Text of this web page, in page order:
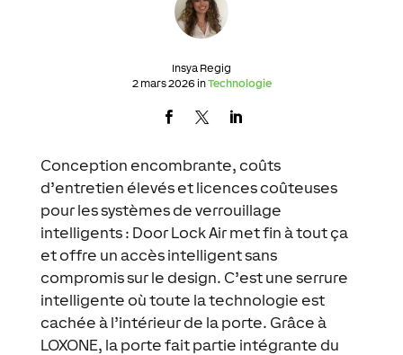
Insya Regig
2 mars 2026 inTechnologie
Conception encombrante, coûts
d’entretien élevés et licences coûteuses
pour les systèmes de verrouillage
intelligents : Door Lock Air met fin à tout ça
et offre un accès intelligent sans
compromis sur le design. C’est une serrure
intelligente où toute la technologie est
cachée à l’intérieur de la porte. Grâce à
LOXONE, la porte fait partie intégrante du